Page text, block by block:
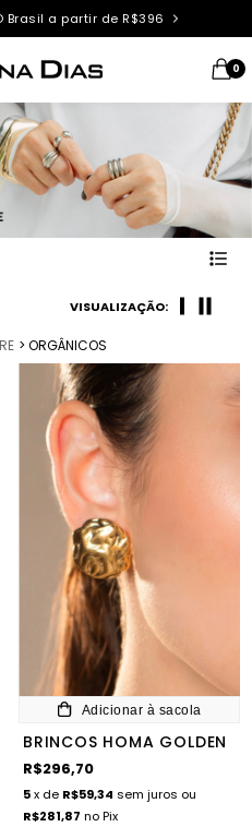
Brasil a partir de R$396
0
VISUALIZAÇÃO:
> ORGÂNICOS
Adicionar à sacola
BRINCOS HOMA GOLDEN
R$296,70
5x de R$59,34 sem juros ou
R$281,87 no Pix